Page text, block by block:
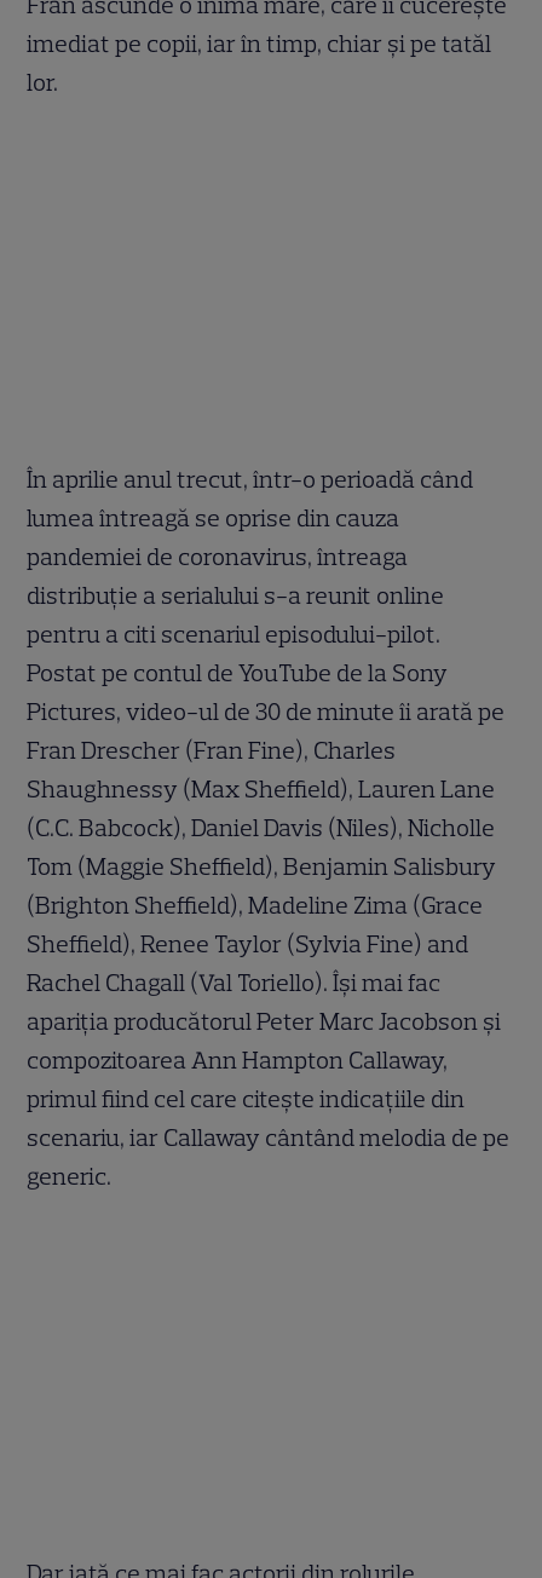
imediat pe copii, iar în timp, chiar și pe tatăl
lor.
În aprilie anul trecut, într-o perioadă când
lumea întreagă se oprise din cauza
pandemiei de coronavirus, întreaga
distribuție a serialului s-a reunit online
pentru a citi scenariul episodului-pilot.
Postat pe contul de YouTube de la Sony
Pictures, video-ul de 30 de minute îi arată pe
Fran Drescher (Fran Fine), Charles
Shaughnessy (Max Sheffield), Lauren Lane
(C.C. Babcock), Daniel Davis (Niles), Nicholle
Tom (Maggie Sheffield), Benjamin Salisbury
(Brighton Sheffield), Madeline Zima (Grace
Sheffield), Renee Taylor (Sylvia Fine) and
Rachel Chagall (Val Toriello). Își mai fac
apariția producătorul Peter Marc Jacobson și
compozitoarea Ann Hampton Callaway,
primul fiind cel care citește indicațiile din
scenariu, iar Callaway cântând melodia de pe
generic.